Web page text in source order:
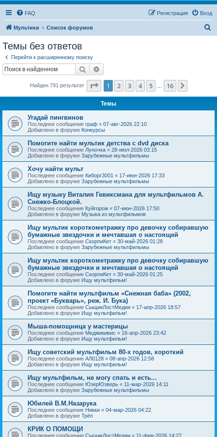
FAQ Вход
Регистрация
Мультики Список форумов
Темы без ответов
Перейти к расширенному поиску
Поиск
Найден 791 результат Страница из 16
1 2 3 4 5 16
Темы
Угадай пингвинов
Последнее сообщение граф « 07-авг-2026 22:10
Добавлено в форуме Конкурсы
Помогите найти мультик детства с dvd диска
Последнее сообщение Луночка « 28-июл-2026 03:15
Добавлено в форуме Зарубежные мультфильмы
Хочу найти мульт
Последнее сообщение Киборг3001 « 17-июн-2026 17:33
Добавлено в форуме Зарубежные мультфильмы
Ищу музыку Виталия Гевиксмана для мультфильмов А.
Снежко-Блоцкой.
Последнее сообщение Куйгорож « 07-июн-2026 17:50
Добавлено в форуме Музыка из мультфильмов
Ищу мультик короткометражку про девочку собиравшую
бумажные звездочки и мечтавшая о настоящей
Последнее сообщение СкорпиКет « 30-май-2026 01:28
Добавлено в форуме Зарубежные мультфильмы
Ищу мультик короткометражку про девочку собиравшую
бумажные звездочки и мечтавшая о настоящей
Последнее сообщение СкорпиКет « 30-май-2026 01:25
Добавлено в форуме Ищу мультфильм!
Помогите найти мультфильм «Снежная баба» (2002,
проект «Букварь», реж. И. Бука)
Последнее сообщение СыщикЛостМедии « 17-апр-2026 18:57
Добавлено в форуме Ищу мультфильм!
Мыша-помощница у мастерицы
Последнее сообщение Меджикивис « 16-апр-2026 23:42
Добавлено в форуме Ищу мультфильм!
Ищу советский мультфильм 80-х годов, короткий
Последнее сообщение АЛ0128 « 08-апр-2026 12:58
Добавлено в форуме Ищу мультфильм!
Ищу мультфильм, не могу спать и есть...
Последнее сообщение ЮзерЮзверь « 11-мар-2026 14:11
Добавлено в форуме Зарубежные мультфильмы
Юбилей В.М.Назарука
Последнее сообщение Никки « 04-мар-2026 04:22
Добавлено в форуме Трёп
КРИК О ПОМОЩИ
Последнее сообщение СыщикЛостМедии « 11-фев-2026 14:27